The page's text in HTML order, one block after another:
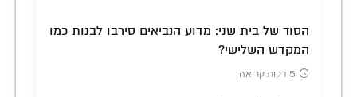
הסוד של בית שני: מדוע הנביאים סירבו לבנות כמו
המקדש השלישי?
5 דקות קריאה